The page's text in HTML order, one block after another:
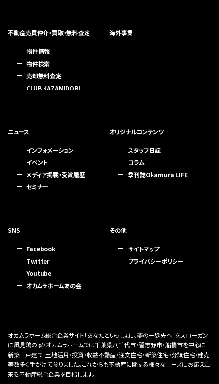
不動産売買仲介・買取・無料査定
物件情報
物件検索
売却無料査定
CLUB KAZAMIDORI
海外事業
ニュース
インフォメーション
イベント
メディア掲載・受賞履歴
セミナー
オリジナルコンテンツ
スタッフ日誌
コラム
季刊誌Okamura LIFE
SNS
Facebook
Twitter
Youtube
オカムラホーム友の会
その他
サイトマップ
プライバシーポリシー
オカムラホーム総合企業サイト「あなたといっしょに、夢の一歩先へ」をスローガン
に風見鶏の家・オカムラホームでは千葉県八千代市・習志野市・船橋市を中心に
新築一戸建て・土地活用・投資・収益不動産・注文住宅・新築住宅・分譲住宅・建売
等数多く手がけて参りました。これからも不動産に関する様々なニーズにお応え出
来る不動産総合企業を目指します。